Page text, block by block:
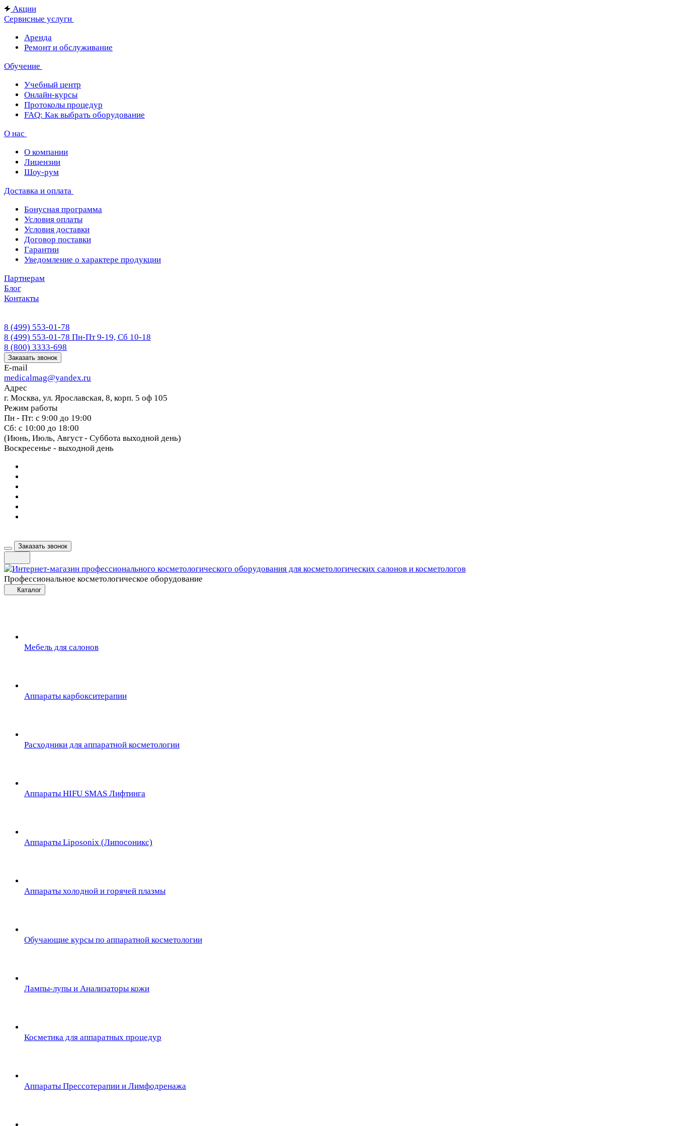
Акции
Сервисные услуги
Аренда
Ремонт и обслуживание
Обучение
Учебный центр
Онлайн-курсы
Протоколы процедур
FAQ: Как выбрать оборудование
О нас
О компании
Лицензии
Шоу-рум
Доставка и оплата
Бонусная программа
Условия оплаты
Условия доставки
Договор поставки
Гарантии
Уведомление о характере продукции
Партнерам
Блог
Контакты
8 (499) 553-01-78
8 (499) 553-01-78 Пн-Пт 9-19, Сб 10-18
8 (800) 3333-698
Заказать звонок
E-mail
medicalmag@yandex.ru
Адрес
г. Москва, ул. Ярославская, 8, корп. 5 оф 105
Режим работы
Пн - Пт: с 9:00 до 19:00
Сб: с 10:00 до 18:00
(Июнь, Июль, Август - Суббота выходной день)
Воскресенье - выходной день
Заказать звонок
Профессиональное косметологическое оборудование
Каталог
Мебель для салонов
Аппараты карбокситерапии
Расходники для аппаратной косметологии
Аппараты HIFU SMAS Лифтинга
Аппараты Liposonix (Липосоникс)
Аппараты холодной и горячей плазмы
Обучающие курсы по аппаратной косметологии
Лампы-лупы и Анализаторы кожи
Косметика для аппаратных процедур
Аппараты Прессотерапии и Лимфодренажа